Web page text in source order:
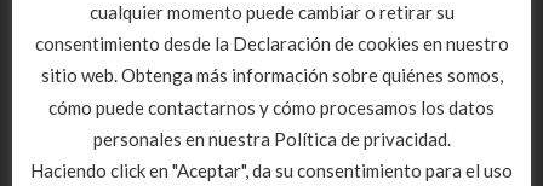
C/ De la Morena, 21 Bajo
47009 Valladolid
Teléfono: 983 351853
Email:info@citopcyl.es
cualquier momento puede cambiar o retirar su
consentimiento desde la Declaración de cookies en nuestro
sitio web. Obtenga más información sobre quiénes somos,
cómo puede contactarnos y cómo procesamos los datos
personales en nuestra Política de privacidad.
Haciendo click en "Aceptar", da su consentimiento para el uso